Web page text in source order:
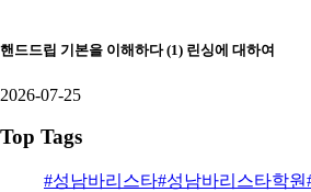
핸드드립 기본을 이해하다 (1) 린싱에 대하여
2026-07-25
Top Tags
#성남바리스타#성남바리스타학